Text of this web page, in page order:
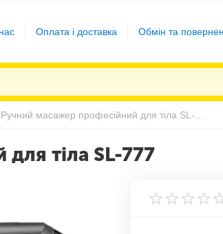
Оплата і доставка Обмін та
тіла SL-777